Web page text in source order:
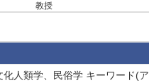
教授
化人類学、民俗学 キーワード(